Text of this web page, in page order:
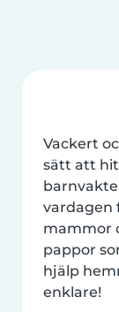
Vackert
sätt att
vardagen
mammor
pappor
hjälp
enklare!